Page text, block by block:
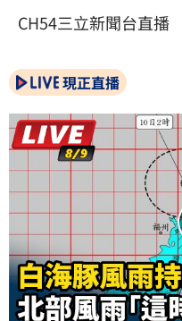
CH54三立新聞台直播
現正直播